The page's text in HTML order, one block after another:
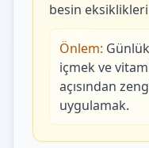
besin eksiklikleri
Önlem:
içmek ve
açısından
uygulamak.